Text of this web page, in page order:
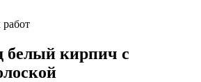
белый кирпич с